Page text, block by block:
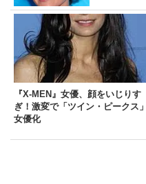
『X-MEN』女優、顔をいじりす
ぎ！激変で「ツイン・ピークス」
女優化